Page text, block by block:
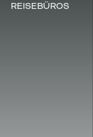
REISEBÜROS